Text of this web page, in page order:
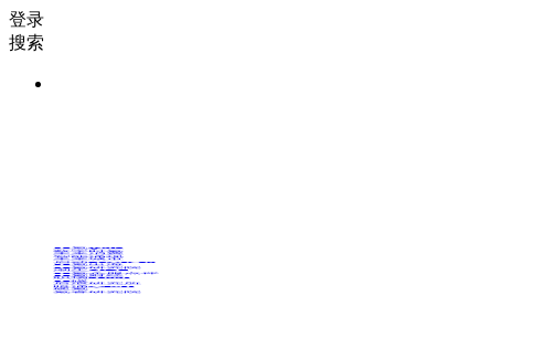
登录
搜索
36氪Auto
未来消费
未来城市
36氪出海
硬氪